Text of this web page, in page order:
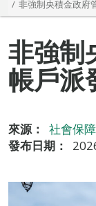
非強制央積金政府
非強制
帳戶派
來源：
社會保障
發布日期：